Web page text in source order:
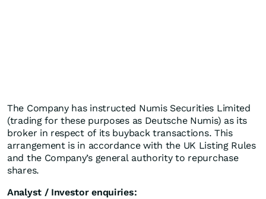
The Company has instructed Numis Securities Limited
(trading for these purposes as Deutsche Numis) as its
broker in respect of its buyback transactions. This
arrangement is in accordance with the UK Listing Rules
and the Company’s general authority to repurchase
shares.
Analyst / Investor enquiries: